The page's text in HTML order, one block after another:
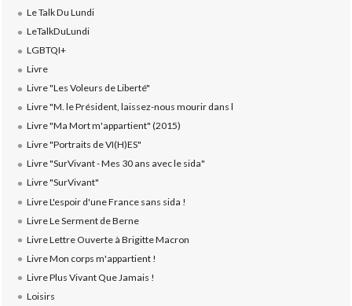
Le Talk Du Lundi
LeTalkDuLundi
LGBTQI+
Livre
Livre "Les Voleurs de Liberté"
Livre "M. le Président, laissez-nous mourir dans l
Livre "Ma Mort m'appartient" (2015)
Livre "Portraits de VI(H)ES"
Livre "SurVivant - Mes 30 ans avec le sida"
Livre "SurVivant"
Livre L'espoir d'une France sans sida !
Livre Le Serment de Berne
Livre Lettre Ouverte à Brigitte Macron
Livre Mon corps m'appartient !
Livre Plus Vivant Que Jamais !
Loisirs